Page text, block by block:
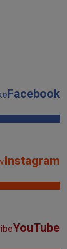
Facebook
Instagram
YouTube